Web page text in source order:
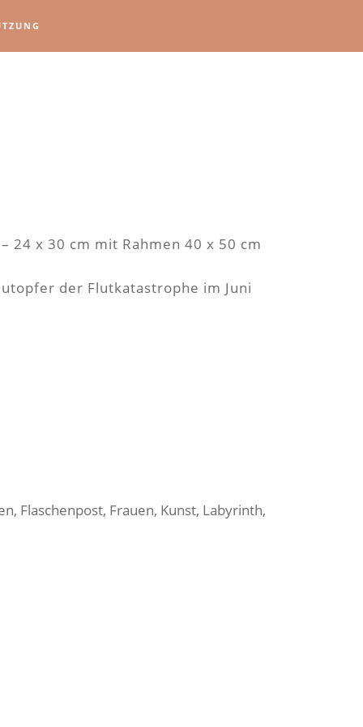
24 x 30 cm mit Rahmen 40 x 50 cm
der Flutkatastrophe im Juni
, Flaschenpost, Frauen, Kunst, Labyrinth,